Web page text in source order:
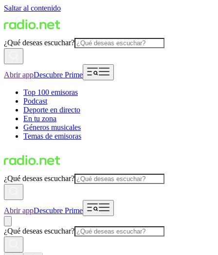
Saltar al contenido
¿Qué deseas escuchar?
Abrir appDescubre Prime
Top 100 emisoras
Podcast
Deporte en directo
En tu zona
Géneros musicales
Temas de emisoras
¿Qué deseas escuchar?
Abrir appDescubre Prime
¿Qué deseas escuchar?